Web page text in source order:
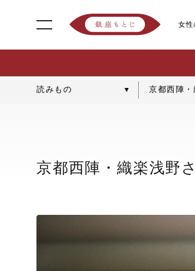
女性
京都西陣
京都西陣・織楽浅野